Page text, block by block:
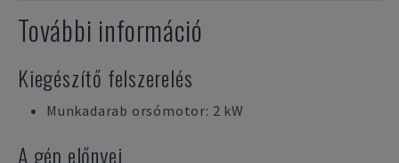
További információ
Kiegészítő felszerelés
Munkadarab orsómotor: 2 kW
A gép előnyei